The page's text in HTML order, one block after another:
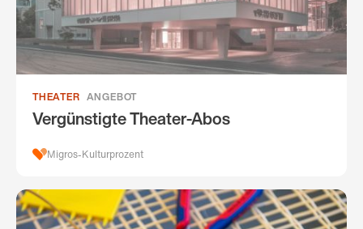
THEATER ANGEBOT
Vergünstigte Theater-Abos
Migros-Kulturprozent